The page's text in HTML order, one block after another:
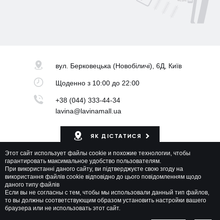
вул. Берковецька(Новобіличі), 6Д, Київ
Щоденноз 10:00 до 22:00
+38 (044) 333-44-34
lavina@lavinamall.ua
ЯК ДІСТАТИСЯ
Мапа ТРЦ
Lavina Mall © 2026 Всі права захищені
Этот сайт использует файлы cookie и похожие технологии, чтобы
гарантировать максимальное удобство пользователям.
При використанні даного сайту, ви підтверджуєте свою згоду на
використання файлів cookie відповідно до цього повідомленням щодо
даного типу файлів
Если вы не согласны с тем, чтобы мы использовали данный тип файлов,
то вы должны соответствующим образом установить настройки вашего
браузера или не использовать этот сайт.